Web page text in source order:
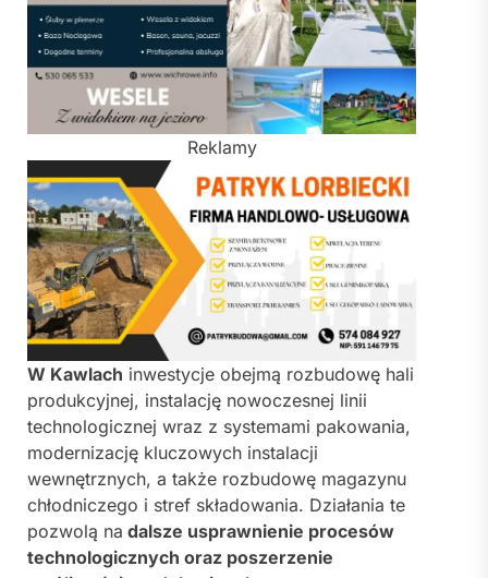
Reklamy
W Kawlach inwestycje obejmą rozbudowę hali
produkcyjnej, instalację nowoczesnej linii
technologicznej wraz z systemami pakowania,
modernizację kluczowych instalacji
wewnętrznych, a także rozbudowę magazynu
chłodniczego i stref składowania. Działania te
pozwolą na dalsze usprawnienie procesów
technologicznych oraz poszerzenie